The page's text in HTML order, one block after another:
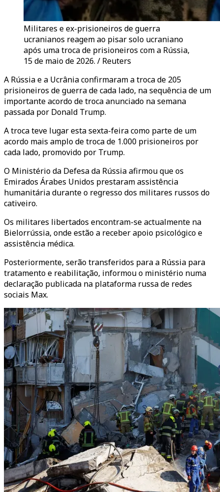
Militares e ex-prisioneiros de guerra
ucranianos reagem ao pisar solo ucraniano
após uma troca de prisioneiros com a Rússia,
15 de maio de 2026. / Reuters
A Rússia e a Ucrânia confirmaram a troca de 205
prisioneiros de guerra de cada lado, na sequência de um
importante acordo de troca anunciado na semana
passada por Donald Trump.
A troca teve lugar esta sexta-feira como parte de um
acordo mais amplo de troca de 1.000 prisioneiros por
cada lado, promovido por Trump.
O Ministério da Defesa da Rússia afirmou que os
Emirados Árabes Unidos prestaram assistência
humanitária durante o regresso dos militares russos do
cativeiro.
Os militares libertados encontram-se actualmente na
Bielorrússia, onde estão a receber apoio psicológico e
assistência médica.
Posteriormente, serão transferidos para a Rússia para
tratamento e reabilitação, informou o ministério numa
declaração publicada na plataforma russa de redes
sociais Max.